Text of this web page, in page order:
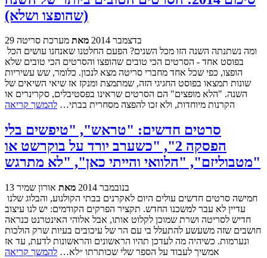
(שהופצו ושלא)
29 בדצמבר 2014 מאת מערכת סריטה
בפוסט אחד - הסרטים הכי טובים שהופצו והסרטים הכי טובים שלא
הופצו, כפי שכל אחד מחברי סריטה מצא לנכון. כלומר, שש עשיריות
שונות תמצאו בפוסט החגיגי הזה, שמתמצת ומנקז אז שיאי השיאים של
השנה. "הלא מופצים" הם הסרטים שראינו בפסטיבלים, סקרינרים או
הקרנות מיוחדות, ולא זכו להפצה מסחרית בבתי… להמשך קריאה
סרטים חדשים: "טראש", "טיפשים בלי
הפסקה 2", "כשערב יורד על בוקרשט או
מטבוליזם", "הלוואי והייתי כאן", "לא מתרגש"
13 בנובמבר 2014 מאת אורון שמיר
עדיין לא עבר למשכנו החדש. תקציר הפרקים הקודמים: יש לנו עיצוב
חדיש לסריטה ושרת שמוכן לקלוט אותו, אבל אלוהי האינטרנט כנראה
חושבים שזה משעשע להתעלל בי עם הר של עיכובים בעיות שרק הולכות
ונערמות. כשיהיה מה לעדכן תהיו הראשונים והראשונות לדעת, עד אז
אמשיך לעבוד על הספר שלי שכותרתו ״לא… להמשך קריאה